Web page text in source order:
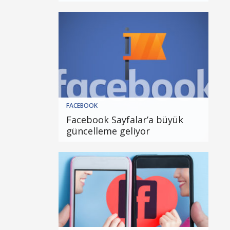
FACEBOOK
Facebook Sayfalar’a büyük
güncelleme geliyor